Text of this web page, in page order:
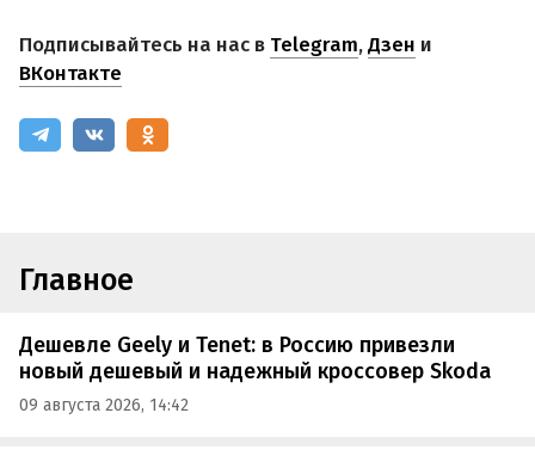
Подписывайтесь на нас в Telegram,Дзен и
ВКонтакте
Главное
Дешевле Geely и Tenet: в Россию привезли
новый дешевый и надежный кроссовер Skoda
09 августа 2026, 14:42